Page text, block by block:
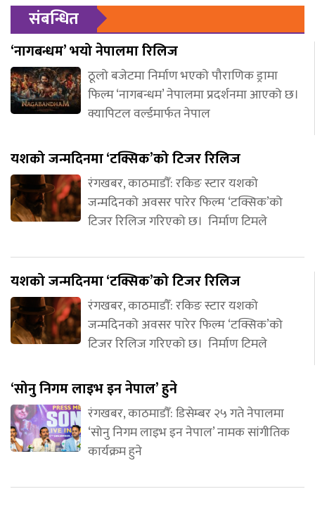
संबन्धित
‘नागबन्धम’ भयो नेपालमा रिलिज
ठूलो बजेटमा निर्माण भएको पौराणिक ड्रामा
फिल्म ‘नागबन्धम’ नेपालमा प्रदर्शनमा आएको छ।
क्यापिटल वर्ल्डमार्फत नेपाल
यशको जन्मदिनमा ‘टक्सिक’को टिजर रिलिज
रंगखबर, काठमाडौँ: रकिङ स्टार यशको
जन्मदिनको अवसर पारेर फिल्म ‘टक्सिक’को
टिजर रिलिज गरिएको छ। निर्माण टिमले
यशको जन्मदिनमा ‘टक्सिक’को टिजर रिलिज
रंगखबर, काठमाडौँ: रकिङ स्टार यशको
जन्मदिनको अवसर पारेर फिल्म ‘टक्सिक’को
टिजर रिलिज गरिएको छ। निर्माण टिमले
‘सोनु निगम लाइभ इन नेपाल’ हुने
रंगखबर, काठमाडौँ: डिसेम्बर २५ गते नेपालमा
‘सोनु निगम लाइभ इन नेपाल’ नामक सांगीतिक
कार्यक्रम हुने